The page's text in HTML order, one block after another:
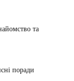
та
поради